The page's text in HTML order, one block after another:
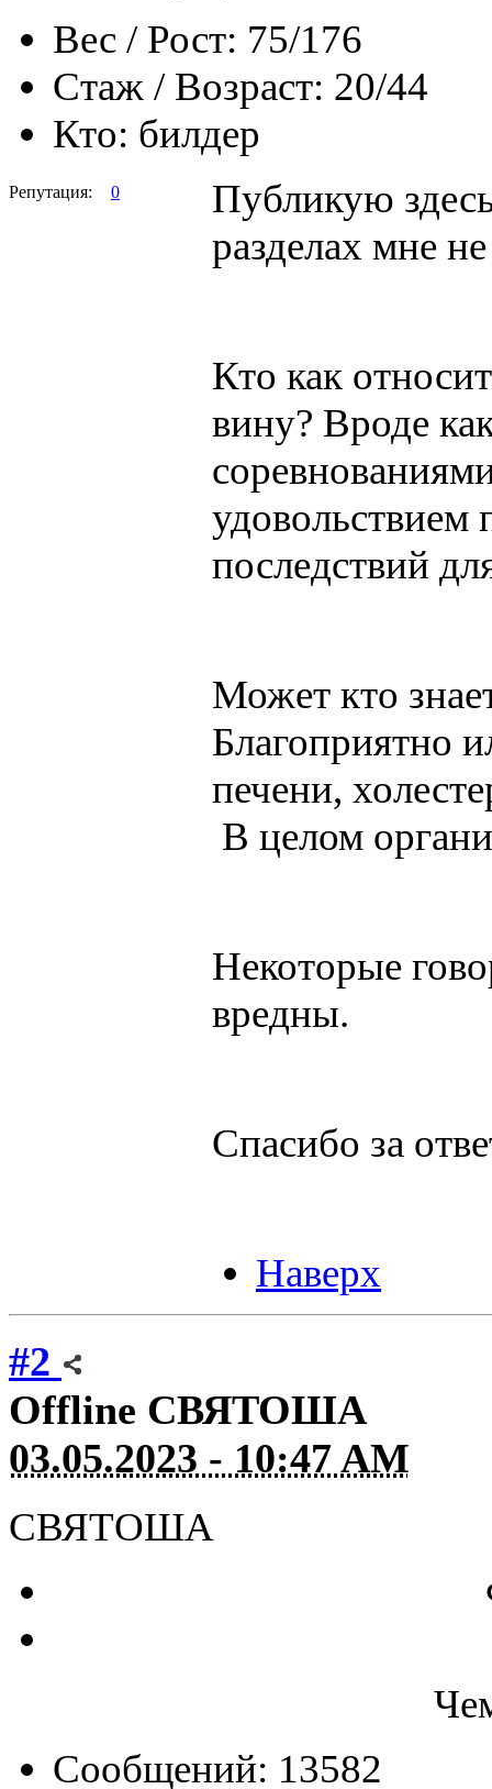
Вес / Рост: 75/176
Стаж / Возраст: 20/44
Кто: билдер
Репутация: 0
Публикую
разделах мне
Кто как
вину? Вроде
последствий
Может кто
Благоприятно
печени,
В целом
Некоторые
вредны.
Спасибо за
Наверх
#2
Offline СВЯТОША
03.05.2023 - 10:47 AM
СВЯТОША
Сообщений: 13582